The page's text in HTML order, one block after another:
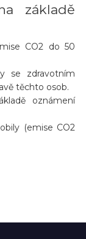
základě
CO2 do 50
se zdravotním
těchto osob.
oznámení
(emise CO2